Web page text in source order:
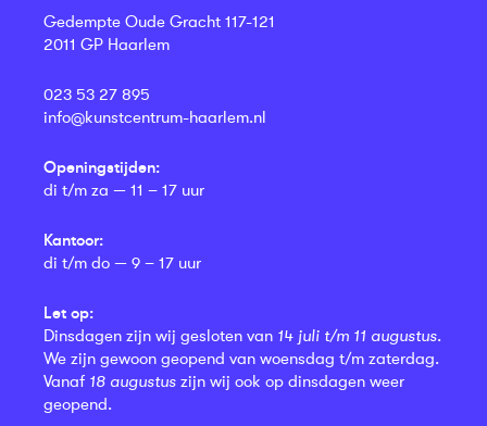
Gedempte Oude Gracht 117-121
2011 GP Haarlem
023 53 27 895
info@kunstcentrum-haarlem.nl
Openingstijden:
di t/m za — 11 – 17 uur
Kantoor:
di t/m do — 9 – 17 uur
Let op:
Dinsdagen zijn wij gesloten van 14 juli t/m 11 augustus.
We zijn gewoon geopend van woensdag t/m zaterdag.
Vanaf 18 augustus zijn wij ook op dinsdagen weer
geopend.